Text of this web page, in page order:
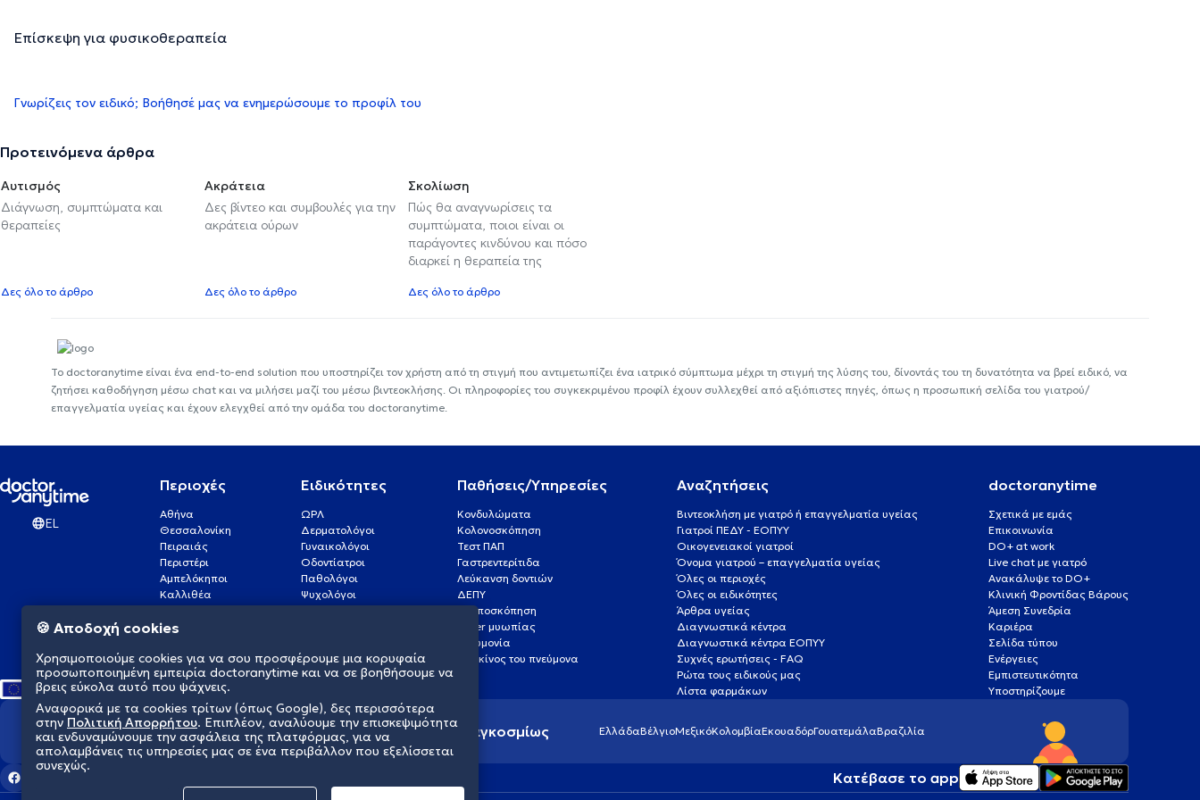
Επίσκεψη για φυσικοθεραπεία
Γνωρίζεις τον ειδικό; Βοήθησέ μας να ενημερώσουμε το προφίλ του
Προτεινόμενα άρθρα
Αυτισμός
Διάγνωση, συμπτώματα και
θεραπείες
Δες όλο το άρθρο
Ακράτεια
Δες βίντεο και συμβουλές για την
ακράτεια ούρων
Δες όλο το άρθρο
Σκολίωση
Πώς θα αναγνωρίσεις τα
συμπτώματα, ποιοι είναι οι
παράγοντες κινδύνου και πόσο
διαρκεί η θεραπεία της
Δες όλο το άρθρο
Το doctoranytime είναι ένα end-to-end solution που υποστηρίζει τον χρήστη από τη στιγμή που αντιμετωπίζει ένα ιατρικό σύμπτωμα μέχρι τη στιγμή της λύσης του, δίνοντάς του τη δυνατότητα να βρεί ειδικό, να
ζητήσει καθοδήγηση μέσω chat και να μιλήσει μαζί του μέσω βιντεοκλήσης. Οι πληροφορίες του συγκεκριμένου προφίλ έχουν συλλεχθεί από αξιόπιστες πηγές, όπως η προσωπική σελίδα του γιατρού/
επαγγελματία υγείας και έχουν ελεγχθεί από την ομάδα του doctoranytime.
EL
Περιοχές
Αθήνα
Θεσσαλονίκη
Πειραιάς
Περιστέρι
Αμπελόκηποι
Καλλιθέα
Γλυφάδα
Νέα Σμύρνη
Ειδικότητες
ΩΡΛ
Δερματολόγοι
Γυναικολόγοι
Οδοντίατροι
Παθολόγοι
Ψυχολόγοι
Καρδιολόγοι
Παθήσεις/Υπηρεσίες
Κονδυλώματα
Κολονοσκόπηση
Τεστ ΠΑΠ
Γαστρεντερίτιδα
Λεύκανση δοντιών
ΔΕΠΥ
Κολποσκόπηση
Laser μυωπίας
Πνευμονία
Καρκίνος του πνεύμονα
Αναζητήσεις
Βιντεοκλήση με γιατρό ή επαγγελματία υγείας
Γιατροί ΠΕΔΥ - ΕΟΠΥΥ
Οικογενειακοί γιατροί
Όνομα γιατρού – επαγγελματία υγείας
Όλες οι περιοχές
Όλες οι ειδικότητες
Άρθρα υγείας
Διαγνωστικά κέντρα
Διαγνωστικά κέντρα ΕΟΠΥΥ
Συχνές ερωτήσεις - FAQ
Ρώτα τους ειδικούς μας
Λίστα φαρμάκων
doctoranytime
Σχετικά με εμάς
Επικοινωνία
DO+ at work
Live chat με γιατρό
Ανακάλυψε το DO+
Κλινική Φροντίδας Βάρους
Άμεση Συνεδρία
Καριέρα
Σελίδα τύπου
Ενέργειες
Εμπιστευτικότητα
Υποστηρίζουμε
Διαμορφώνουμε το μέλλον της υγείας παγκοσμίως ΕλλάδαΒέλγιοΜεξικόΚολομβίαΕκουαδόρΓουατεμάλαΒραζιλία
Κατέβασε το app
🍪 Αποδοχή cookies
Χρησιμοποιούμε cookies για να σου προσφέρουμε μια κορυφαία
προσωποποιημένη εμπειρία doctoranytime και να σε βοηθήσουμε να
βρεις εύκολα αυτό που ψάχνεις.
Αναφορικά με τα cookies τρίτων (όπως Google), δες περισσότερα
στην Πολιτική Απορρήτου. Επιπλέον, αναλύουμε την επισκεψιμότητα
και ενδυναμώνουμε την ασφάλεια της πλατφόρμας, για να
απολαμβάνεις τις υπηρεσίες μας σε ένα περιβάλλον που εξελίσσεται
συνεχώς.